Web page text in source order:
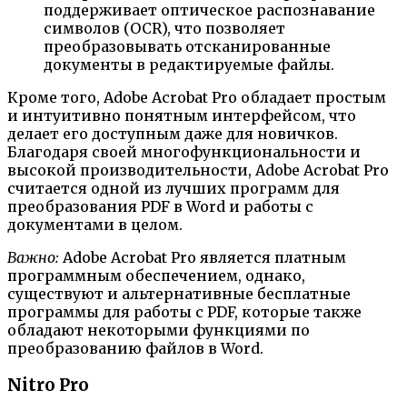
поддерживает оптическое распознавание
символов (OCR), что позволяет
преобразовывать отсканированные
документы в редактируемые файлы.
Кроме того, Adobe Acrobat Pro обладает простым
и интуитивно понятным интерфейсом, что
делает его доступным даже для новичков.
Благодаря своей многофункциональности и
высокой производительности, Adobe Acrobat Pro
считается одной из лучших программ для
преобразования PDF в Word и работы с
документами в целом.
Важно: Adobe Acrobat Pro является платным
программным обеспечением, однако,
существуют и альтернативные бесплатные
программы для работы с PDF, которые также
обладают некоторыми функциями по
преобразованию файлов в Word.
Nitro Pro